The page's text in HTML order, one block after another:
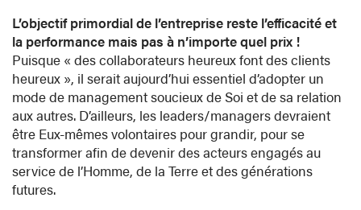
L’objectif primordial de l’entreprise reste l’efficacité et
la performance mais pas à n’importe quel prix !
Puisque « des collaborateurs heureux font des clients
heureux », il serait aujourd’hui essentiel d’adopter un
mode de management soucieux de Soi et de sa relation
aux autres. D’ailleurs, les leaders/managers devraient
être Eux-mêmes volontaires pour grandir, pour se
transformer afin de devenir des acteurs engagés au
service de l’Homme, de la Terre et des générations
futures.